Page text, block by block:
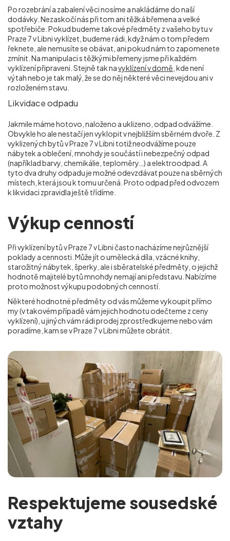
Po rozebrání a zabalení věci nosíme a nakládáme do naší
dodávky. Nezaskočí nás při tom ani těžká břemena a velké
spotřebiče. Pokud budeme takové předměty z vašeho bytu v
Praze 7 v Libni vyklízet, budeme rádi, když nám o tom předem
řeknete, ale nemusíte se obávat, ani pokud nám to zapomenete
zmínit. Na manipulaci s těžkými břemeny jsme při každém
vyklízení připraveni. Stejně tak navyklízení v domě , kde není
výtah nebo je tak malý, že se do něj některé věci nevejdou ani v
rozloženém stavu.
Likvidace odpadu
Jakmile máme hotovo, naloženo a uklizeno, odpad odvážíme.
Obvykle ho ale nestačí jen vyklopit v nejbližším sběrném dvoře. Z
vyklizených bytů v Praze 7 v Libni totiž neodvážíme pouze
nábytek a oblečení, mnohdy je součástí i nebezpečný odpad
(například barvy, chemikálie, teploměry…) a elektroodpad. A
tyto dva druhy odpadu je možné odevzdávat pouze na sběrných
místech, která jsou k tomu určená. Proto odpad před odvozem
k likvidaci zpravidla ještě třídíme.
Výkup cenností
Při vyklízení bytů v Praze 7 v Libni často nacházíme nejrůznější
poklady a cennosti. Může jít o umělecká díla, vzácné knihy,
starožitný nábytek, šperky, ale i sběratelské předměty, o jejichž
hodnotě majitelé bytů mnohdy nemají ani představu. Nabízíme
proto možnost výkupu podobných cenností.
Některé hodnotné předměty od vás můžeme vykoupit přímo
my (v takovém případě vám jejich hodnotu odečteme z ceny
vyklízení), u jiných vám rádi prodej zprostředkujeme nebo vám
poradíme, kam sev Praze 7 v Libnimůžete obrátit.
Respektujeme sousedské
vztahy